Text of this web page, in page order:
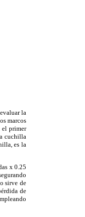
la
marcos
el primer
cuchilla
es la
x 0.25
sirve de
de